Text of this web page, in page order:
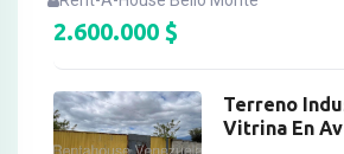
2.600.000 $
Terreno
Vitrina En